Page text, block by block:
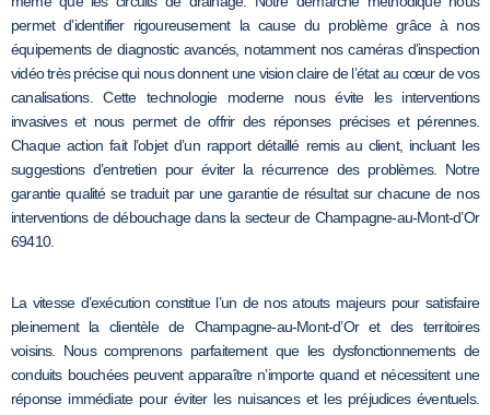
permet d’identifier rigoureusement la cause du problème grâce à nos
équipements de diagnostic avancés, notamment nos caméras d’inspection
vidéo très précise qui nous donnent une vision claire de l’état au cœur de vos
canalisations. Cette technologie moderne nous évite les interventions
invasives et nous permet de offrir des réponses précises et pérennes.
Chaque action fait l’objet d’un rapport détaillé remis au client, incluant les
suggestions d’entretien pour éviter la récurrence des problèmes. Notre
garantie qualité se traduit par une garantie de résultat sur chacune de nos
interventions de débouchage dans la secteur de Champagne-au-Mont-d’Or
69410.
La vitesse d’exécution constitue l’un de nos atouts majeurs pour satisfaire
pleinement la clientèle de Champagne-au-Mont-d’Or et des territoires
voisins. Nous comprenons parfaitement que les dysfonctionnements de
conduits bouchées peuvent apparaître n’importe quand et nécessitent une
réponse immédiate pour éviter les nuisances et les préjudices éventuels.